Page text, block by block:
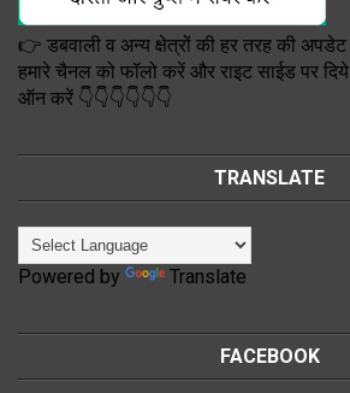
👉 डबवाली व अन्य क्षेत्रों की हर तरह की
हमारे चैनल को फॉलो करें और राइट साईड पर
ऑन करें 👇👇👇👇👇👇
TRANSLATE
Powered by Translate
FACEBOOK